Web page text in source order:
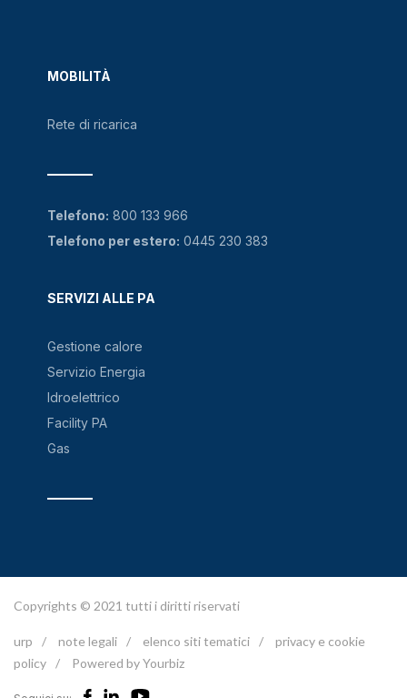
MOBILITÀ
Rete di ricarica
SERVIZI ALLE PA
Gestione calore
Servizio Energia
Idroelettrico
Facility PA
Gas
Telefono: 800 133 966
Telefono per estero: 0445 230 383
Copyrights © 2021 tutti i diritti riservati
urp / note legali / elenco siti tematici /
privacy e cookie
policy / Powered by Yourbiz